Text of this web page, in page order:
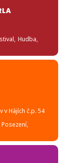
Hudba,
v Hájích č.p. 54
Posezení,